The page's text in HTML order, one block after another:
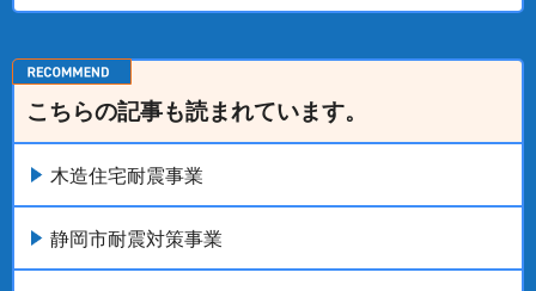
こちらの記事も読まれています。
木造住宅耐震事業
静岡市耐震対策事業